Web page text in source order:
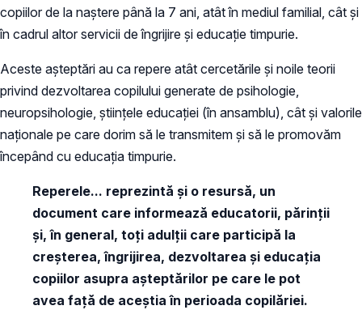
copiilor de la naștere până la 7 ani, atât în mediul familial, cât și
în cadrul altor servicii de îngrijire și educație timpurie.
Aceste așteptări au ca repere atât cercetările și noile teorii
privind dezvoltarea copilului generate de psihologie,
neuropsihologie, științele educației (în ansamblu), cât și valorile
naționale pe care dorim să le transmitem și să le promovăm
începând cu educația timpurie.
Reperele... reprezintă și o resursă, un
document care informează educatorii, părinții
și, în general, toți adulții care participă la
creșterea, îngrijirea, dezvoltarea și educația
copiilor asupra așteptărilor pe care le pot
avea față de aceștia în perioada copilăriei.